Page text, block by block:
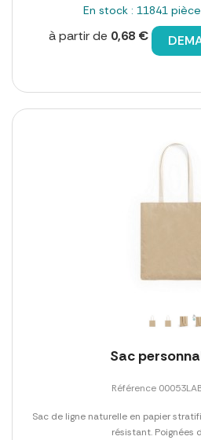
En stock : 11841
à partir de 0,68 €
Sac
Référence
Sac de ligne naturelle en papier
résistant. Poignées